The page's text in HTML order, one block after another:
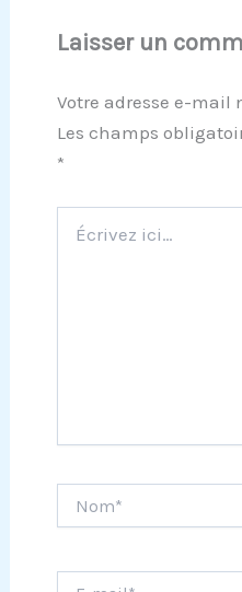
Laisser un
Votre adresse e-mail
Les champs
*
ici…